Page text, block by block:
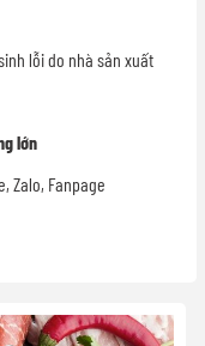
lỗi do nhà sản xuất
lớn
Zalo, Fanpage